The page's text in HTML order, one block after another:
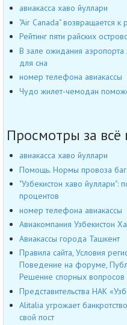
авиакасса хаво йуллари
"Air Canada" возвращается к
Рейтинг пяти райских
В зале ожидания
для сна
номер телефона авиакассы
Чудо жилет-чемодан
Просмотры за всё
авиакасса хаво йуллари
Помощь. Нормы провоза
"Узбекистон хаво
процентов
номер телефона авиакассы
Авиакомпания Узбекистон
Авиакассы города Ташкент
Правила сайта, Условия
Поведение на форуме,
Решение спорных вопросов
Представительства НАК
Alitalia угрожает
свой пост